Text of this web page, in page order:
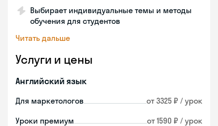
Выбирает индивидуальные темы и методы
обучения для студентов
Читать дальше
Услуги и цены
Английский язык
Для маркетологов от 3325 ₽ / урок
Уроки премиум от 1590 ₽ / урок